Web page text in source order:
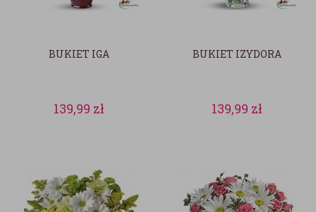
BUKIET IGA
139,99 zł
BUKIET IZYDORA
139,99 zł